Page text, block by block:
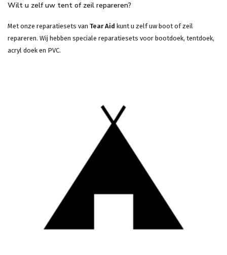
Wilt u zelf uw tent of zeil repareren?
Met onze reparatiesets van Tear Aid kunt u zelf uw boot of zeil
repareren. Wij hebben speciale reparatiesets voor bootdoek, tentdoek,
acryl doek en PVC.